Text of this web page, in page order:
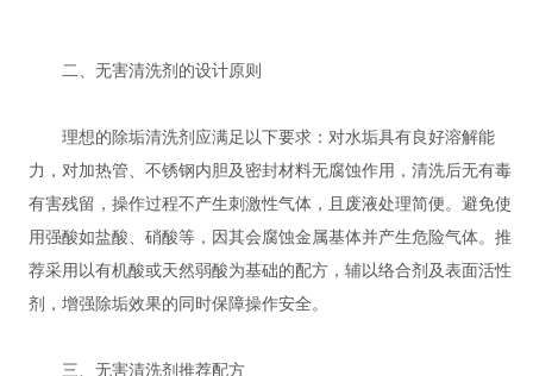
二、无害清洗剂的设计原则
理想的除垢清洗剂应满足以下要求：对水垢具有良好溶解能
力，对加热管、不锈钢内胆及密封材料无腐蚀作用，清洗后无有毒
有害残留，操作过程不产生刺激性气体，且废液处理简便。避免使
用强酸如盐酸、硝酸等，因其会腐蚀金属基体并产生危险气体。推
荐采用以有机酸或天然弱酸为基础的配方，辅以络合剂及表面活性
剂，增强除垢效果的同时保障操作安全。
三、无害清洗剂推荐配方